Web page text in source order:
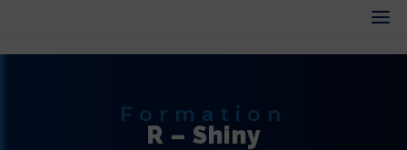
Formation
R – Shiny